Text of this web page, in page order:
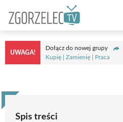
treści
UWAGA!
Dołącz do nowej grupy
Kupię | Zamienię | Praca
Spis treści